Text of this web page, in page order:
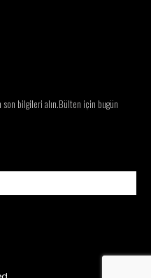
son bilgileri alın.Bülten için bugün